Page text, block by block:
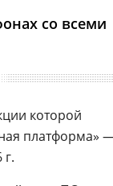
со всеми
которой
платформа»